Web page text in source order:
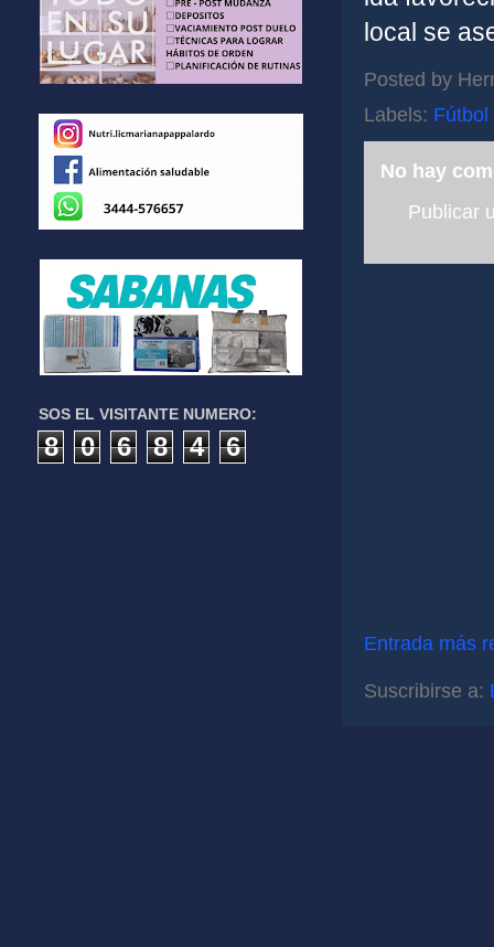
local se
Posted by
Labels: Fútbol
No hay
Publicar
Entrada más
Suscribirse a:
SOS EL VISITANTE NUMERO:
8 0 6 8 4 6